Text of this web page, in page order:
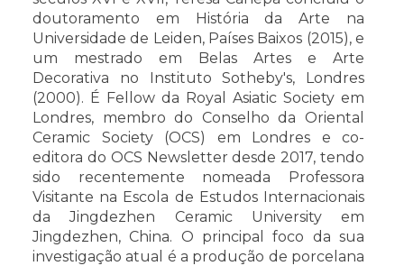
doutoramento em História da Arte na
Universidade de Leiden, Países Baixos (2015), e
um mestrado em Belas Artes e Arte
Decorativa no Instituto Sotheby's, Londres
(2000). É Fellow da Royal Asiatic Society em
Londres, membro do Conselho da Oriental
Ceramic Society (OCS) em Londres e co-
editora do OCS Newsletter desde 2017, tendo
sido recentemente nomeada Professora
Visitante na Escola de Estudos Internacionais
da Jingdezhen Ceramic University em
Jingdezhen, China. O principal foco da sua
investigação atual é a produção de porcelana